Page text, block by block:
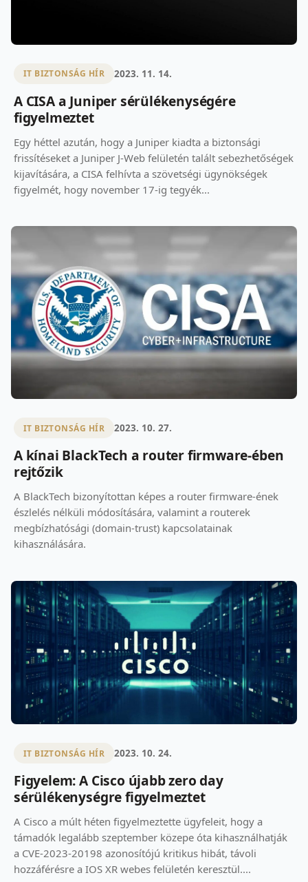
IT BIZTONSÁG HÍR 2023. 11. 14.
A CISA a Juniper sérülékenységére
figyelmeztet
Egy héttel azután, hogy a Juniper kiadta a biztonsági
frissítéseket a Juniper J-Web felületén talált sebezhetőségek
kijavítására, a CISA felhívta a szövetségi ügynökségek
figyelmét, hogy november 17-ig tegyék...
IT BIZTONSÁG HÍR 2023. 10. 27.
A kínai BlackTech a router firmware-ében
rejtőzik
A BlackTech bizonyítottan képes a router firmware-ének
észlelés nélküli módosítására, valamint a routerek
megbízhatósági (domain-trust) kapcsolatainak
kihasználására.
IT BIZTONSÁG HÍR 2023. 10. 24.
Figyelem: A Cisco újabb zero day
sérülékenységre figyelmeztet
A Cisco a múlt héten figyelmeztette ügyfeleit, hogy a
támadók legalább szeptember közepe óta kihasználhatják
a CVE-2023-20198 azonosítójú kritikus hibát, távoli
hozzáférésre a IOS XR webes felületén keresztül....